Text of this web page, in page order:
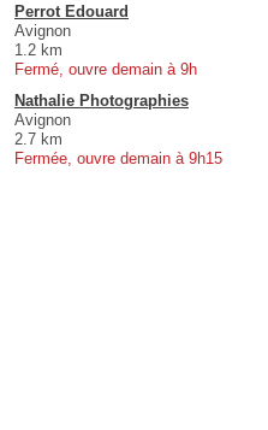
Perrot Edouard
Avignon
1.2 km
Fermé, ouvre demain à 9h
Nathalie Photographies
Avignon
2.7 km
Fermée, ouvre demain à 9h15